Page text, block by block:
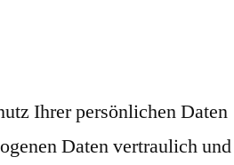
Ihrer persönlichen Daten
Daten vertraulich und